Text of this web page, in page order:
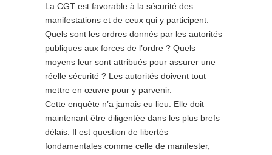
La CGT est favorable à la sécurité des
manifestations et de ceux qui y participent.
Quels sont les ordres donnés par les autorités
publiques aux forces de l’ordre ? Quels
moyens leur sont attribués pour assurer une
réelle sécurité ? Les autorités doivent tout
mettre en œuvre pour y parvenir.
Cette enquête n’a jamais eu lieu. Elle doit
maintenant être diligentée dans les plus brefs
délais. Il est question de libertés
fondamentales comme celle de manifester,